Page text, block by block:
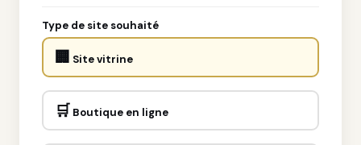
Type de site souhaité
🏢 Site vitrine
🛒 Boutique en ligne